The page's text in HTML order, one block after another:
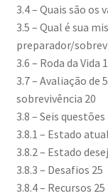
3.4 – Quais são
3.5 – Qual é sua
preparador/
3.6 – Roda da Vida
3.7 – Avaliação de
sobrevivência 20
3.8 – Seis
3.8.1 – Estado
3.8.2 – Estado
3.8.3 – Desafios 25
3.8.4 – Recursos 25